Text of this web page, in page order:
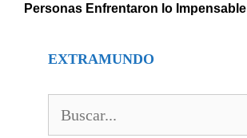
Personas Enfrentaron lo Impensable
EXTRAMUNDO